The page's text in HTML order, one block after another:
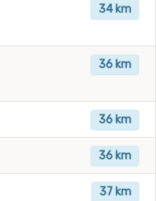
34 km
36 km
36 km
36 km
37 km